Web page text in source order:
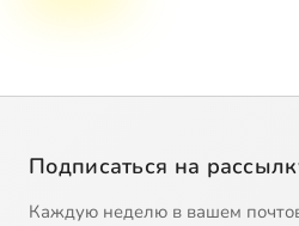
Подписаться на
Каждую неделю в вашем